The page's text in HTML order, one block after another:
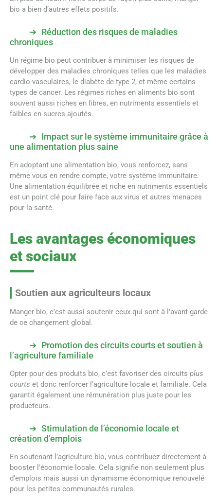
bio a bien d’autres effets positifs.
Réduction des risques de maladies
chroniques
Un régime bio peut contribuer à minimiser les risques de
développer des maladies chroniques telles que les maladies
cardio-vasculaires, le diabète de type 2, et même certains
types de cancer. Les régimes riches en aliments bio sont
souvent aussi riches en fibres, en nutriments essentiels et
faibles en sucres ajoutés.
Impact sur le système immunitaire grâce à
une alimentation plus saine
En adoptant une alimentation bio, vous renforcez, sans
même vous en rendre compte, votre système immunitaire.
Une alimentation équilibrée et riche en nutriments essentiels
est un point clé pour faire face aux virus et autres menaces
pour la santé.
Les avantages économiques
et sociaux
Soutien aux agriculteurs locaux
Manger bio, c’est aussi soutenir ceux qui sont à l’avant-garde
de ce changement global.
Promotion des circuits courts et soutien à
l’agriculture familiale
Opter pour des produits bio, c’est favoriser des circuits plus
courts et donc renforcer l’agriculture locale et familiale. Cela
garantit également une rémunération plus juste pour les
producteurs.
Stimulation de l’économie locale et
création d’emplois
En soutenant l’agriculture bio, vous contribuez directement à
booster l’économie locale. Cela signifie non seulement plus
d’emplois mais aussi un dynamisme économique renouvelé
pour les petites communautés rurales.